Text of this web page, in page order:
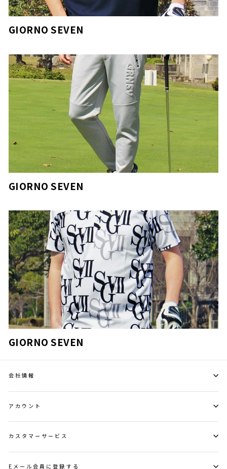
GIORNO SEVEN
GIORNO SEVEN
GIORNO SEVEN
会社情報
アカウント
カスタマーサービス
Eメール会員に登録する